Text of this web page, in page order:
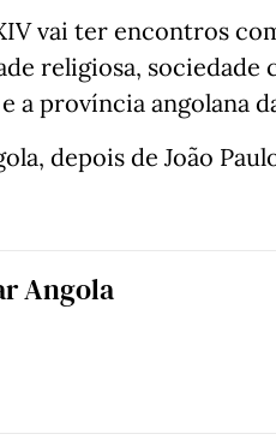
vai ter encontros
religiosa, sociedade
província angolana
depois de João
Angola